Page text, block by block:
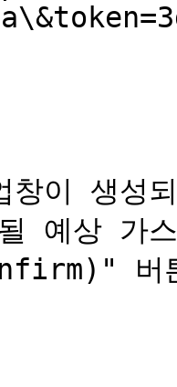
창이 생성
예상 가
버